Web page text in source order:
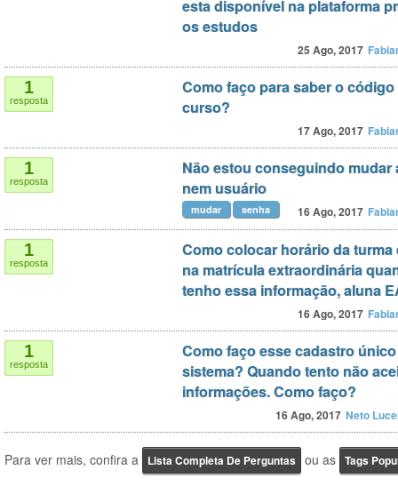
esta disponível na plataforma
os estudos
25 Ago, 2017
1
resposta
Como faço para saber o código
curso?
17 Ago, 2017
1
resposta
Não estou conseguindo mudar
nem usuário
16 Ago, 2017
mudar senha
1
resposta
Como colocar horário da turma
na matrícula extraordinária
tenho essa informação, aluna
16 Ago, 2017
1
resposta
Como faço esse cadastro
sistema? Quando tento não
informações. Como faço?
16 Ago, 2017 Neto
Para ver mais, confira a Lista Completa De Perguntas ou as Tags